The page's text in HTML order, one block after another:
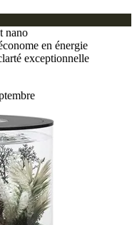
nano
en énergie
exceptionnelle